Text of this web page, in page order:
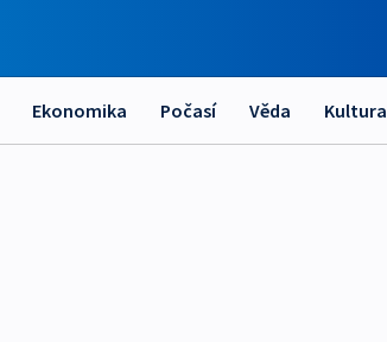
Ekonomika Počasí Věda Kultura